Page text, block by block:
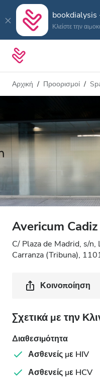
Κλείστε την
Αρχική Προορισμοί
Avericum Cadiz
C/ Plaza de Madrid, s/
Carranza (Tribuna),
Κοινοποίηση
Σχετικά με την
Διαθεσιμότητα
Ασθενείς με HIV
Ασθενείς με HCV